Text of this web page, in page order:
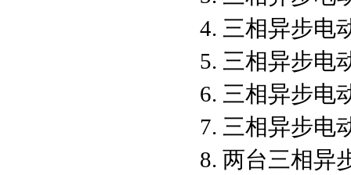
4. 三相异步电
5. 三相异步电
6. 三相异步电
7. 三相异步电
8. 两台三相异